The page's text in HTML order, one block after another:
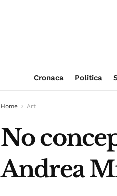
Cronaca Politica
Home Art
No
Andrea